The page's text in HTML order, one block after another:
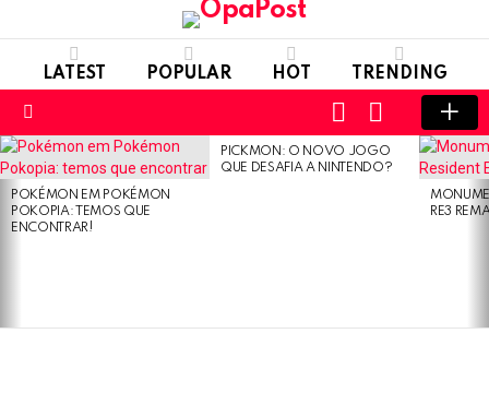
LATEST POPULAR HOT TRENDING
SWITCH
SKIN
LOGIN
LATEST
STORIES
POKÉMON EM POKÉMON
POKOPIA: TEMOS QUE
ENCONTRAR!
PICKMON: O NOVO JOGO
QUE DESAFIA A NINTENDO?
RE3